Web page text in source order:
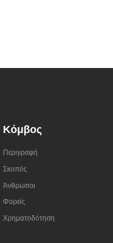
Κόμβος
Περιγραφή
Σκοπός
Άνθρωποι
Φορείς
Χρηματοδότηση